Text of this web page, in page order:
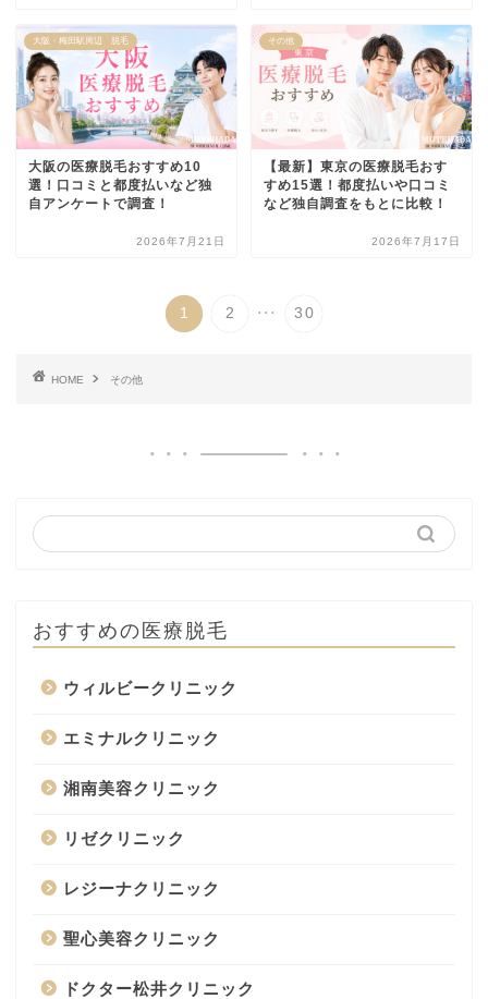
大阪・梅田駅周辺 脱毛
大阪の医療脱毛おすすめ10
選！口コミと都度払いなど独
自アンケートで調査！
2026年7月21日
その他
【最新】東京の医療脱毛おす
すめ15選！都度払いや口コミ
など独自調査をもとに比較！
2026年7月17日
1 2 ... 30
HOME その他
おすすめの医療脱毛
ウィルビークリニック
エミナルクリニック
湘南美容クリニック
リゼクリニック
レジーナクリニック
聖心美容クリニック
ドクター松井クリニック